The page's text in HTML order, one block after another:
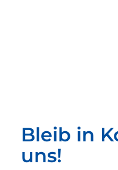
Bleib in
uns!